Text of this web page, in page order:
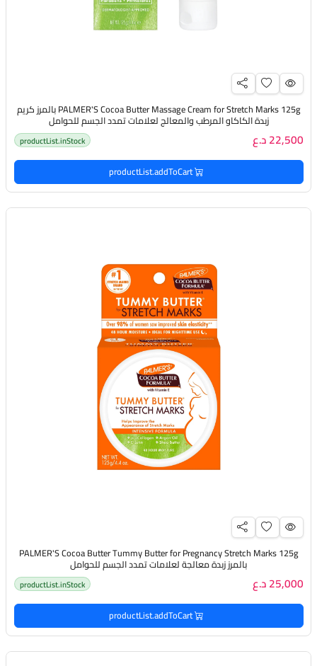
PALMER'S Cocoa Butter Massage Cream for Stretch Marks 125g بالمرز كريم
زبدة الكاكاو المرطب والمعالج لعلامات تمدد الجسم للحوامل
22,500 د.ع productList.inStock
productList.addToCart
PALMER'S Cocoa Butter Tummy Butter for Pregnancy Stretch Marks 125g
بالمرز زبدة معالجة لعلامات تمدد الجسم للحوامل
25,000 د.ع productList.inStock
productList.addToCart